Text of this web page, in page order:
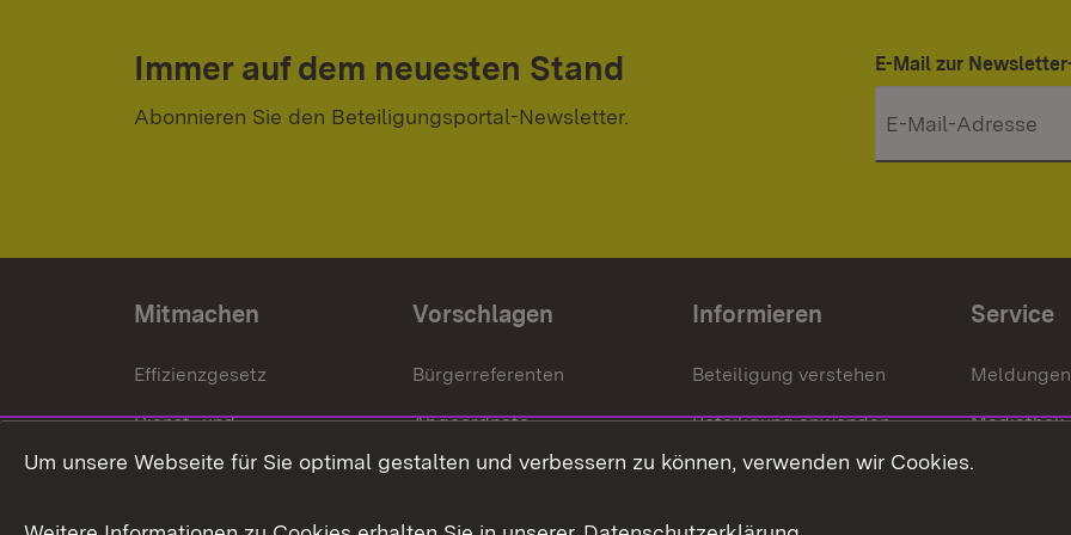
Immer auf dem neuesten Stand
Abonnieren Sie den Beteiligungsportal-Newsletter.
E-Mail zur
Mitmachen
Effizienzgesetz
Dienst- und
Versorgungsbezüge
Vorschlagen
Bürgerreferenten
Abgeordnete
Bürgerbeauftragte
Informieren
Beteiligung verstehen
Beteiligung anwenden
Beteiligung stärken
Service
Meldungen
Mediathek
Um unsere Webseite für Sie optimal gestalten und verbessern zu können, verwenden wir Cookies.